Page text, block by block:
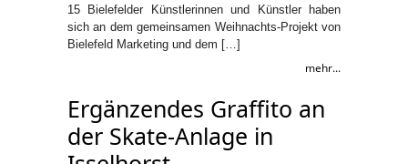
15 Bielefelder Künstlerinnen und Künstler haben
sich an dem gemeinsamen Weihnachts-Projekt von
Bielefeld Marketing und dem […]
mehr...
Ergänzendes Graffito an
der Skate-Anlage in